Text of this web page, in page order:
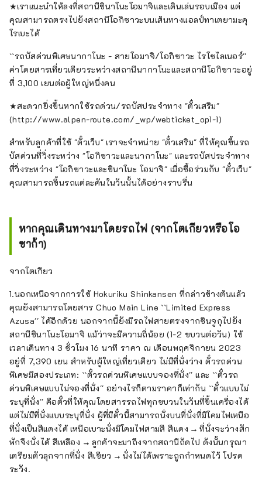
★เราแนะนำให้ลงที่สถานีชินาโนะโอมาจิและเดินเล่นรอบเมือง แต่
คุณสามารถตรงไปยังสถานีโอกิซาวะบนเส้นทางแอลป์ทาเตยามะคุ
โรเบะได้
``รถบัสด่วนพิเศษนากาโนะ - สายโอมาจิ/โอกิซาวะ ไรโชไลเนอร์''
ค่าโดยสารเที่ยวเดียวระหว่างสถานีนากาโนะและสถานีโอกิซาวะอยู่
ที่ 3,100 เยนต่อผู้ใหญ่หนึ่งคน
★สะดวกยิ่งขึ้นหากใช้รถด่วน/รถบัสประจำทาง "ตั๋วเสริม"
(http://www.alpen-route.com/_wp/webticket_op1-1)
สำหรับลูกค้าที่ใช้ "ตั๋วเว็บ" เราจะจำหน่าย "ตั๋วเสริม" ที่ให้คุณขึ้นรถ
บัสด่วนที่วิ่งระหว่าง "โอกิซาวะและนากาโนะ" และรถบัสประจำทาง
ที่วิ่งระหว่าง "โอกิซาวะและชินาโนะ โอมาจิ" เมื่อซื้อร่วมกับ "ตั๋วเว็บ"
คุณสามารถขึ้นรถแต่ละคันในวันนั้นได้อย่างราบรื่น
หากคุณเดินทางมาโดยรถไฟ (จากโตเกียวหรือโอ
ซาก้า)
จากโตเกียว
1.นอกเหนือจากการใช้ Hokuriku Shinkansen ที่กล่าวข้างต้นแล้ว
คุณยังสามารถโดยสาร Chuo Main Line ``Limited Express
Azusa'' ได้อีกด้วย นอกจากนี้ยังมีรถไฟสายตรงจากชินจูกุไปยัง
สถานีชินาโนะโอมาจิ แม้ว่าจะมีความถี่น้อย (1-2 ขบวนต่อวัน) ใช้
เวลาเดินทาง 3 ชั่วโมง 16 นาที ราคา ณ เดือนพฤศจิกายน 2023
อยู่ที่ 7,390 เยน สำหรับผู้ใหญ่เที่ยวเดียว ไม่มีที่นั่งว่าง ตั๋วรถด่วน
พิเศษมีสองประเภท: ``ตั๋วรถด่วนพิเศษแบบจองที่นั่ง'' และ ``ตั๋วรถ
ด่วนพิเศษแบบไม่จองที่นั่ง'' อย่างไรก็ตามราคาก็เท่ากัน ``ตั๋วแบบไม่
ระบุที่นั่ง'' คือตั๋วที่ให้คุณโดยสารรถไฟทุกขบวนในวันที่ขึ้นเครื่องได้
แต่ไม่มีที่นั่งแบบระบุที่นั่ง ผู้ที่มีตั๋วนี้สามารถนั่งบนที่นั่งที่มีโคมไฟเหนือ
ที่นั่งเป็นสีแดงได้ เหนือเบาะนั่งมีโคมไฟสามสี สีแดง → ที่นั่งจะว่างสัก
พักจึงนั่งได้ สีเหลือง → ลูกค้าจะมาถึงจากสถานีถัดไป ดังนั้นกรุณา
เตรียมตัวลุกจากที่นั่ง สีเขียว → นั่งไม่ได้เพราะถูกกำหนดไว้ โปรด
ระวัง.